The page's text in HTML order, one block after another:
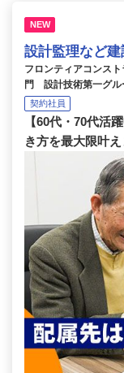
NEW
設計監理など
フロンティアコンス
門 設計技術第一グル
契約社員
【60代・70代活
き方を最大限叶